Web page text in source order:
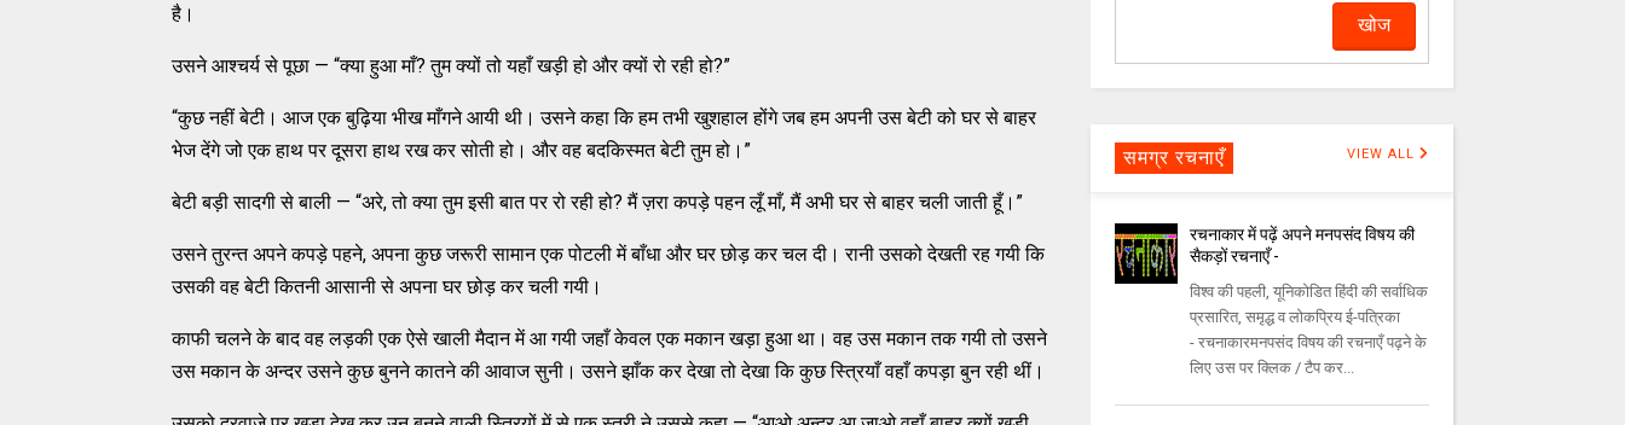
है।
उसने आश्चर्य से पूछा — “क्या हुआ माँ? तुम क्यों तो यहाँ खड़ी हो और क्यों रो रही हो?”
“कुछ नहीं बेटी। आज एक बुढ़िया भीख माँगने आयी थी। उसने कहा कि हम तभी खुशहाल होंगे जब हम अपनी उस बेटी को घर से बाहर
भेज देंगे जो एक हाथ पर दूसरा हाथ रख कर सोती हो। और वह बदकिस्मत बेटी तुम हो।”
बेटी बड़ी सादगी से बाली — “अरे, तो क्या तुम इसी बात पर रो रही हो? मैं ज़रा कपड़े पहन लूँ माँ, मैं अभी घर से बाहर चली जाती हूँ।”
उसने तुरन्त अपने कपड़े पहने, अपना कुछ जरूरी सामान एक पोटली में बाँधा और घर छोड़ कर चल दी। रानी उसको देखती रह गयी कि
उसकी वह बेटी कितनी आसानी से अपना घर छोड़ कर चली गयी।
काफी चलने के बाद वह लड़की एक ऐसे खाली मैदान में आ गयी जहाँ केवल एक मकान खड़ा हुआ था। वह उस मकान तक गयी तो उसने
उस मकान के अन्दर उसने कुछ बुनने कातने की आवाज सुनी। उसने झाँक कर देखा तो देखा कि कुछ स्त्रियाँ वहाँ कपड़ा बुन रही थीं।
समग्र रचनाएँ VIEW ALL
रचनाकार में पढ़ें अपने मनपसंद विषय की
सैकड़ों रचनाएँ -
विश्व की पहली, यूनिकोडित हिंदी की सर्वाधिक
प्रसारित, समृद्ध व लोकप्रिय ई-पत्रिका
- रचनाकारमनपसंद विषय की रचनाएँ पढ़ने के
लिए उस पर क्लिक / टैप कर...